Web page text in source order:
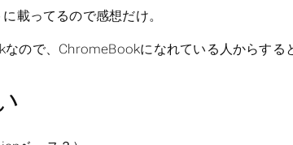
載ってるので感想だけ。
ので、ChromeBookになれている人からする